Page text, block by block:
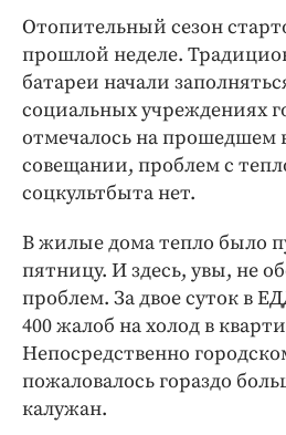
Отопительный сезон
прошлой неделе.
батареи начали
социальных учреждениях
отмечалось на прошедшем
совещании, проблем с
соцкультбыта нет.
В жилые дома тепло было
пятницу. И здесь, увы, не
проблем. За двое суток в
400 жалоб на холод в
Непосредственно
пожаловалось гораздо
калужан.